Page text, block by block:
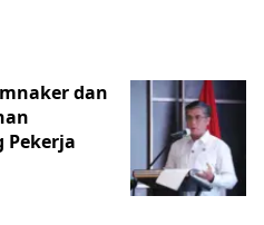
dan
Pekerja